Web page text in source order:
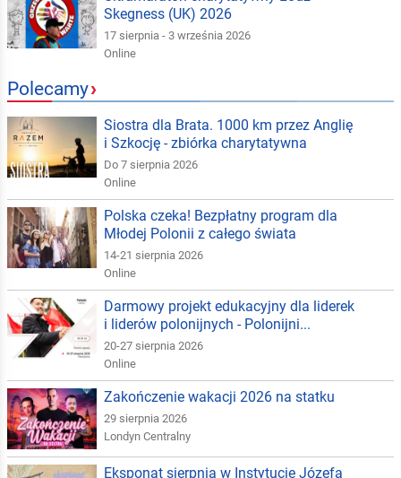
Skegness (UK) 2026
17 sierpnia - 3 września 2026
Online
Polecamy›
Siostra dla Brata. 1000 km przez Anglię
i Szkocję - zbiórka charytatywna
Do 7 sierpnia 2026
Online
Polska czeka! Bezpłatny program dla
Młodej Polonii z całego świata
14-21 sierpnia 2026
Online
Darmowy projekt edukacyjny dla liderek
i liderów polonijnych - Polonijni...
20-27 sierpnia 2026
Online
Zakończenie wakacji 2026 na statku
29 sierpnia 2026
Londyn Centralny
Eksponat sierpnia w Instytucie Józefa